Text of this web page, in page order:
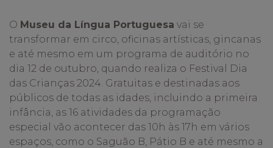
O Museu da Língua Portuguesa vai se
transformar em circo, oficinas artísticas, gincanas
e até mesmo em um programa de auditório no
dia 12 de outubro, quando realiza o Festival Dia
das Crianças 2024. Gratuitas e destinadas aos
públicos de todas as idades, incluindo a primeira
infância, as 16 atividades da programação
especial vão acontecer das 10h às 17h em vários
espaços, como o Saguão B, Pátio B e até mesmo a